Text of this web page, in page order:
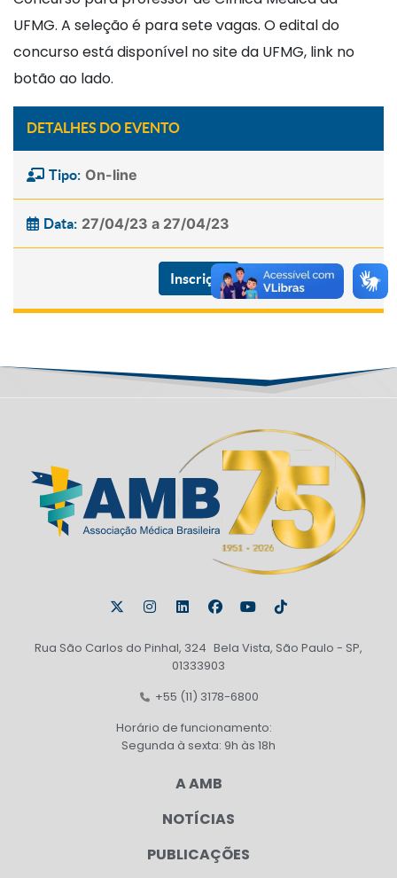
UFMG. A seleção é para sete vagas. O edital do
concurso está disponível no site da UFMG, link no
botão ao lado.
DETALHES DO EVENTO
Tipo: On-line
Data: 27/04/23 a 27/04/23
Inscrição
Rua São Carlos do Pinhal, 324 Bela Vista, São Paulo - SP,
01333903
+55 (11) 3178-6800
Horário de funcionamento:
Segunda à sexta: 9h às 18h
A AMB
NOTÍCIAS
PUBLICAÇÕES